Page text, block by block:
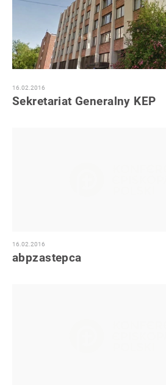
16.02.2016
Sekretariat Generalny KEP
16.02.2016
abpzastepca